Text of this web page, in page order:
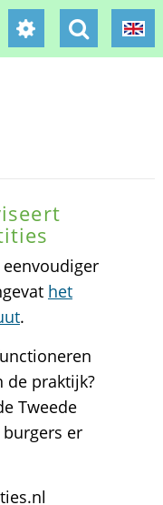
het
.
de praktijk?
Tweede
er